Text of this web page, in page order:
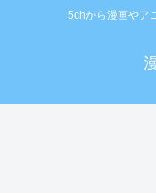
5chから漫画やア